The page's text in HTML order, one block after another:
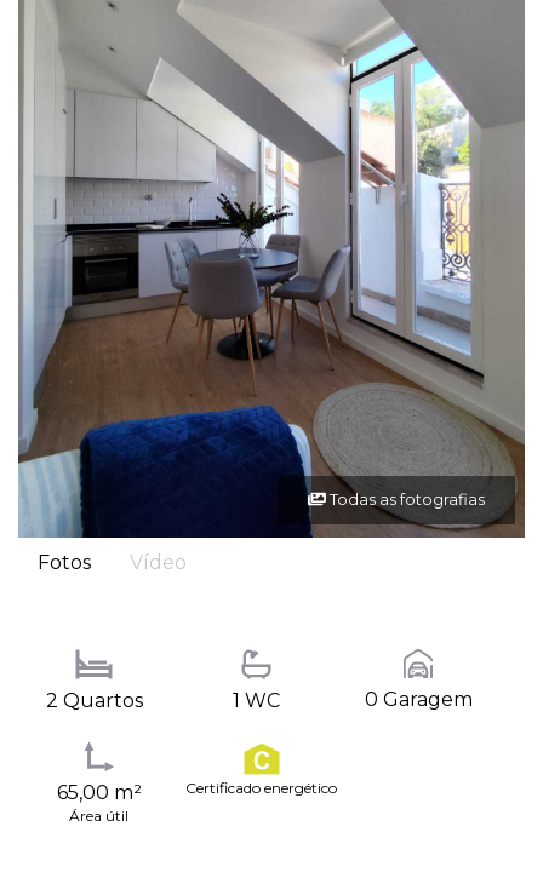
Todas as fotografias
Fotos Vídeo
2 Quartos 1 WC 0 Garagem
65,00 m²
Área útil
Certificado energético